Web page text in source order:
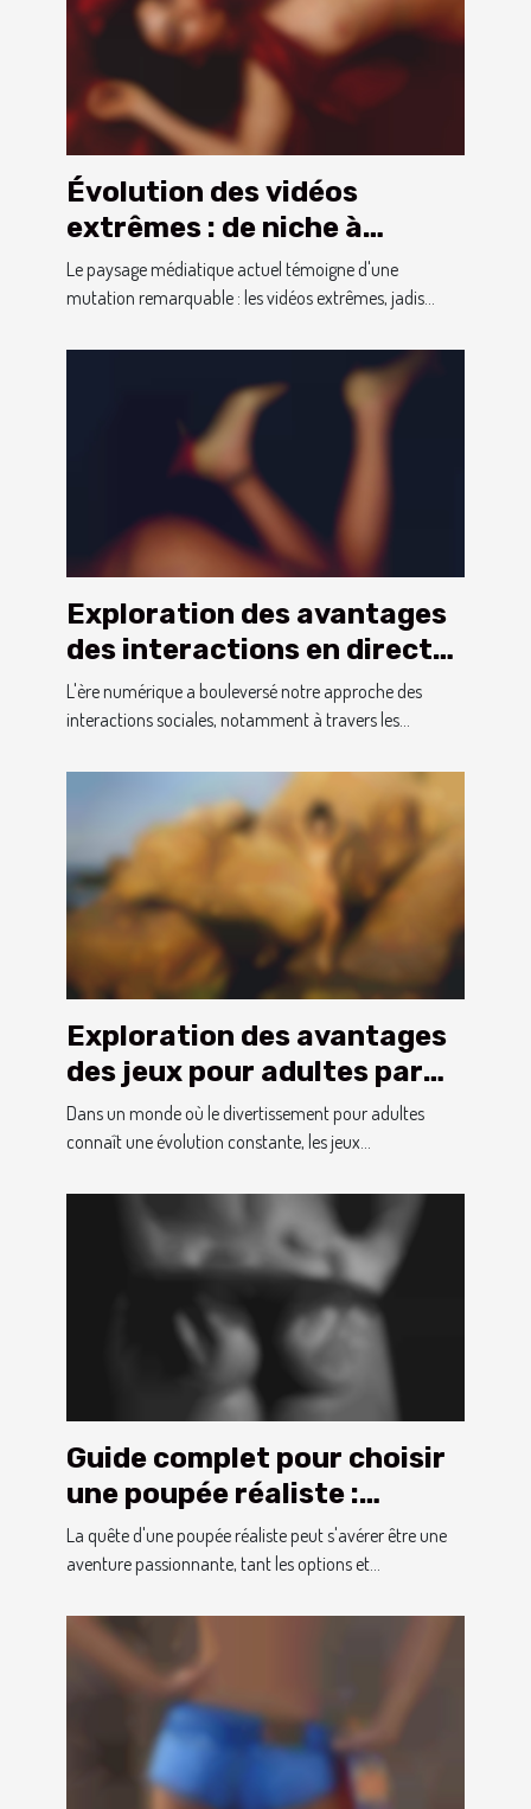
Évolution des vidéos
extrêmes : de niche à
phénomène culturel
Le paysage médiatique actuel témoigne d'une
mutation remarquable : les vidéos extrêmes, jadis...
Exploration des avantages
des interactions en direct
sur les webcams pour
adultes
L'ère numérique a bouleversé notre approche des
interactions sociales, notamment à travers les...
Exploration des avantages
des jeux pour adultes par
rapport aux vidéos
traditionnelles
Dans un monde où le divertissement pour adultes
connaît une évolution constante, les jeux...
Guide complet pour choisir
une poupée réaliste :
matériaux, entretien et
achat
La quête d'une poupée réaliste peut s'avérer être une
aventure passionnante, tant les options et...